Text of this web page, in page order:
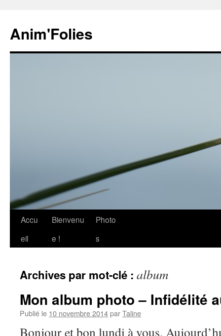
Anim'Folies
Aller
Accu
eil
Bienvenu
e !
Photo
s
Archives par mot-clé : album
Mon album photo – Infidélité
Publié le 10 novembre 2014parTaline
Bonjour et bon lundi à vous.